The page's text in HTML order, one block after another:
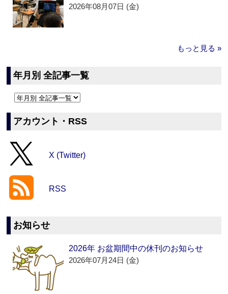
2026年08月07日 (金)
もっと見る »
年月別 全記事一覧
アカウント・RSS
X (Twitter)
RSS
お知らせ
2026年 お盆期間中の休刊のお知らせ
2026年07月24日 (金)